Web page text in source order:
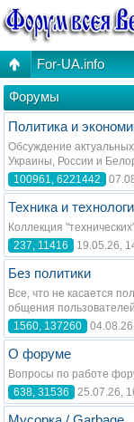
For-UA.info
Форумы
Политика и
Обсуждение
Украины, России и
100961, 6221442
Техника и
Коллекция
237, 11416
19.05.26,
Без политики
Все, что не касается
общения пользователей.
1560, 137260
О форуме
Вопросы по работе
638, 31536
25.07.26,